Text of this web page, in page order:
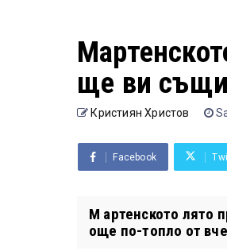
ще ви
Кристиян Христов
Facebook
М артенското лято
още по-топло от